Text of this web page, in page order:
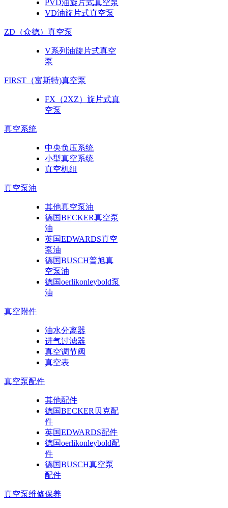
PVD油旋片式真空泵
VD油旋片式真空泵
ZD（众德）真空泵
V系列油旋片式真空
泵
FIRST（富斯特)真空泵
FX（2XZ）旋片式真
空泵
真空系统
中央负压系统
小型真空系统
真空机组
真空泵油
其他真空泵油
德国BECKER真空泵
油
英国EDWARDS真空
泵油
德国BUSCH普旭真
空泵油
德国oerlikonleybold泵
油
真空附件
油水分离器
进气过滤器
真空调节阀
真空表
真空泵配件
其他配件
德国BECKER贝克配
件
英国EDWARDS配件
德国oerlikonleybold配
件
德国BUSCH真空泵
配件
真空泵维修保养